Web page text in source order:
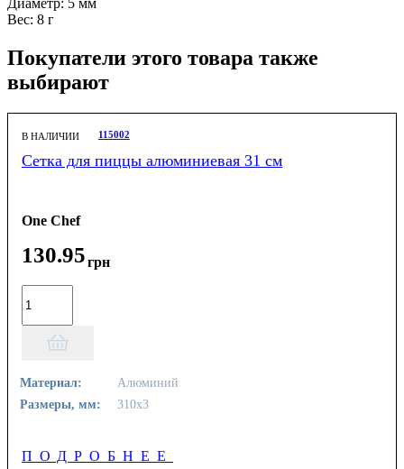
Диаметр: 5 мм
Вес: 8 г
Покупатели этого товара также
выбирают
В НАЛИЧИИ 115002
Сетка для пиццы алюминиевая 31 см
One Chef
130.95грн
Материал:
Алюминий
Размеры, мм:
310х3
ПОДРОБНЕЕ